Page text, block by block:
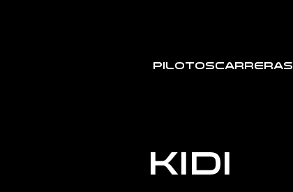
PilotosCarreras
Kidi